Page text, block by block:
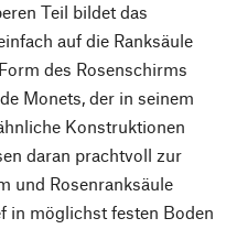
Teil bildet das
auf die Ranksäule
des Rosenschirms
Monets, der in seinem
Konstruktionen
daran prachtvoll zur
und Rosenranksäule
in möglichst festen Boden